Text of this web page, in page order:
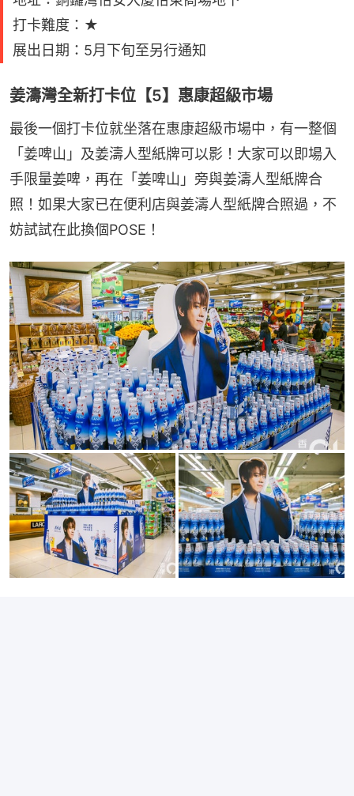
打卡難度：★
展出日期：5月下旬至另行通知
姜濤灣全新打卡位【5】惠康超級市場
最後一個打卡位就坐落在惠康超級市場中，有一整個
「姜啤山」及姜濤人型紙牌可以影！大家可以即場入
手限量姜啤，再在「姜啤山」旁與姜濤人型紙牌合
照！如果大家已在便利店與姜濤人型紙牌合照過，不
妨試試在此換個POSE！